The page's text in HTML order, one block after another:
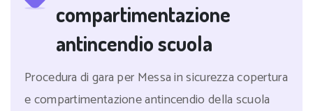
compartimentazione
antincendio scuola
Procedura di gara per Messa in sicurezza copertura
e compartimentazione antincendio della scuola